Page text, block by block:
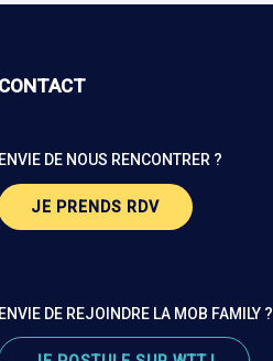
DE NOUS RENCONTRER ?
JE PRENDS RDV
DE REJOINDRE LA MOB FAMILY ?